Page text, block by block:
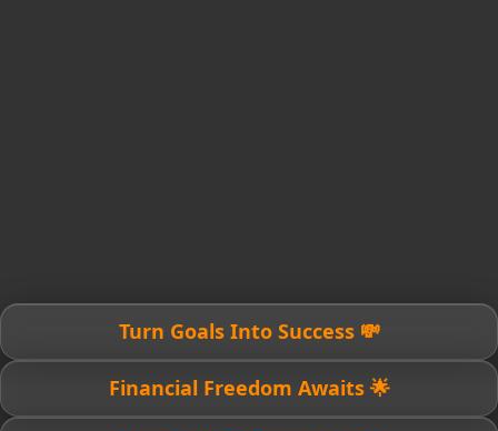
💸 Turn Goals Into Success
🌟 Financial Freedom Awaits